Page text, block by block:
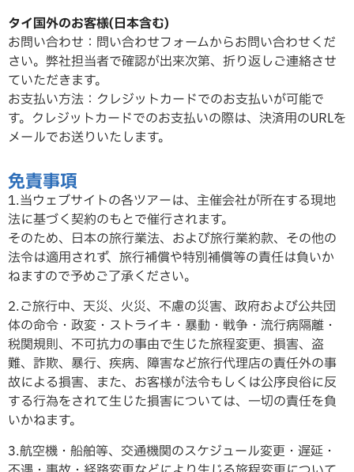
タイ国外のお客様(日本含む)
お問い合わせ：問い合わせフォームからお問い合わせくだ
さい。弊社担当者で確認が出来次第、折り返しご連絡させ
ていただきます。
お支払い方法：クレジットカードでのお支払いが可能で
す。クレジットカードでのお支払いの際は、決済用のURLを
メールでお送りいたします。
免責事項
1.当ウェブサイトの各ツアーは、主催会社が所在する現地
法に基づく契約のもとで催行されます。
そのため、日本の旅行業法、および旅行業約款、その他の
法令は適用されず、旅行補償や特別補償等の責任は負いか
ねますので予めご了承ください。
2.ご旅行中、天災、火災、不慮の災害、政府および公共団
体の命令・政変・ストライキ・暴動・戦争・流行病隔離・
税関規則、不可抗力の事由で生じた旅程変更、損害、盗
難、詐欺、暴行、疾病、障害など旅行代理店の責任外の事
故による損害、また、お客様が法令もしくは公序良俗に反
する行為をされて生じた損害については、一切の責任を負
いかねます。
3.航空機・船舶等、交通機関のスケジュール変更・遅延・